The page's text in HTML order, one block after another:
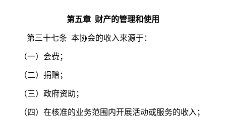
第五章 财产的管理和使用
第三十七条 本协会的收入来源于：
（一）会费；
（二）捐赠；
（三）政府资助；
（四）在核准的业务范围内开展活动或服务的收入；